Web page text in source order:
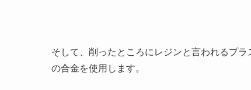
そして、削ったところにレジンと言われるプ
の合金を使用します。